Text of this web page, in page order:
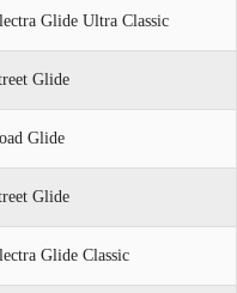
Glide Ultra Classic
Glide
Glide
Glide
Glide Classic